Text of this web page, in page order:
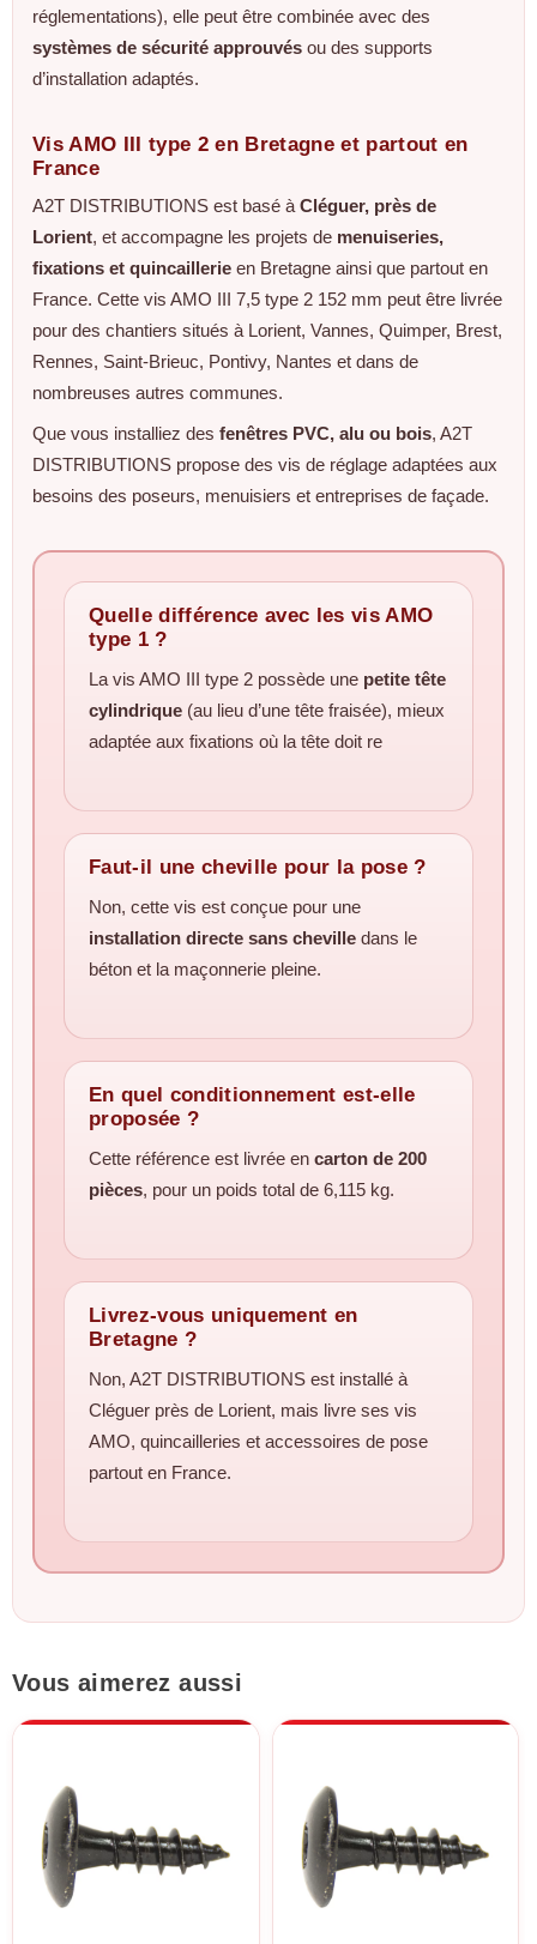
réglementations), elle peut être combinée avec des
systèmes de sécurité approuvés ou des supports
d’installation adaptés.
Vis AMO III type 2 en Bretagne et partout en
France
A2T DISTRIBUTIONS est basé à Cléguer, près de
Lorient, et accompagne les projets de menuiseries,
fixations et quincaillerie en Bretagne ainsi que partout en
France. Cette vis AMO III 7,5 type 2 152 mm peut être livrée
pour des chantiers situés à Lorient, Vannes, Quimper, Brest,
Rennes, Saint‑Brieuc, Pontivy, Nantes et dans de
nombreuses autres communes.
Que vous installiez des fenêtres PVC, alu ou bois, A2T
DISTRIBUTIONS propose des vis de réglage adaptées aux
besoins des poseurs, menuisiers et entreprises de façade.
Quelle différence avec les vis AMO
type 1 ?
La vis AMO III type 2 possède une petite tête
cylindrique (au lieu d’une tête fraisée), mieux
adaptée aux fixations où la tête doit re
Faut-il une cheville pour la pose ?
Non, cette vis est conçue pour une
installation directe sans cheville dans le
béton et la maçonnerie pleine.
En quel conditionnement est-elle
proposée ?
Cette référence est livrée en carton de 200
pièces, pour un poids total de 6,115 kg.
Livrez-vous uniquement en
Bretagne ?
Non, A2T DISTRIBUTIONS est installé à
Cléguer près de Lorient, mais livre ses vis
AMO, quincailleries et accessoires de pose
partout en France.
Vous aimerez aussi